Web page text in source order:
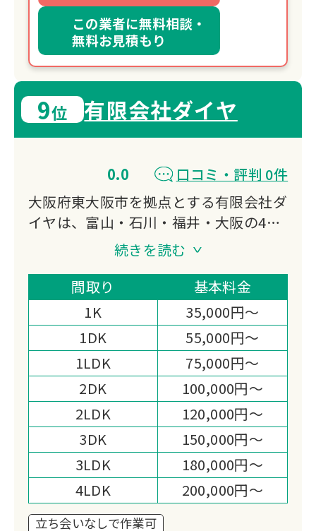
この業者に無料相談・
無料お見積もり
9位 有限会社ダイヤ
0.0
口コミ・評判 0件
大阪府東大阪市を拠点とする有限会社ダ
イヤは、富山・石川・福井・大阪の4府
県で遺品整理・空き家片付け・遺品買取
に対応しています。
リフォームや家屋の解体まで一括して担
える実行力と、立ち会いなしでも作業を
進められる柔軟な体制が特徴です。
続きを読む
間取り
基本料金
1K
35,000円～
1DK
55,000円～
1LDK
75,000円～
2DK
100,000円～
2LDK
120,000円～
3DK
150,000円～
3LDK
180,000円～
4LDK
200,000円～
立ち会いなしで作業可